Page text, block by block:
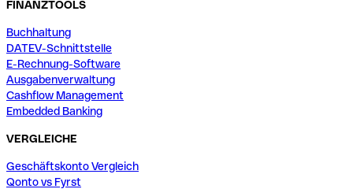
FINANZTOOLS
Buchhaltung
DATEV-Schnittstelle
E-Rechnung-Software
Ausgabenverwaltung
Cashflow Management
Embedded Banking
VERGLEICHE
Geschäftskonto Vergleich
Qonto vs Fyrst